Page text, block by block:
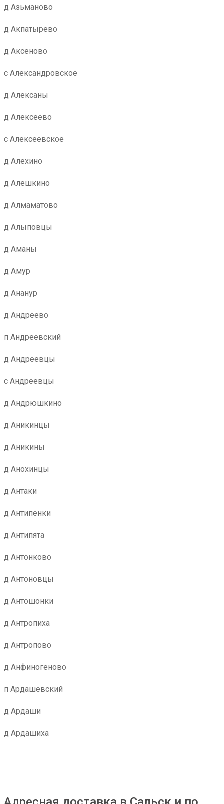
д Азьманово
д Акпатырево
д Аксеново
с Александровское
д Алексаны
д Алексеево
с Алексеевское
д Алехино
д Алешкино
д Алмаматово
д Алыповцы
д Аманы
д Амур
д Ананур
д Андреево
п Андреевский
д Андреевцы
с Андреевцы
д Андрюшкино
д Аникинцы
д Аникины
д Анохинцы
д Антаки
д Антипенки
д Антипята
д Антонково
д Антоновцы
д Антошонки
д Антропиха
д Антропово
д Анфиногеново
п Ардашевский
д Ардаши
д Ардашиха